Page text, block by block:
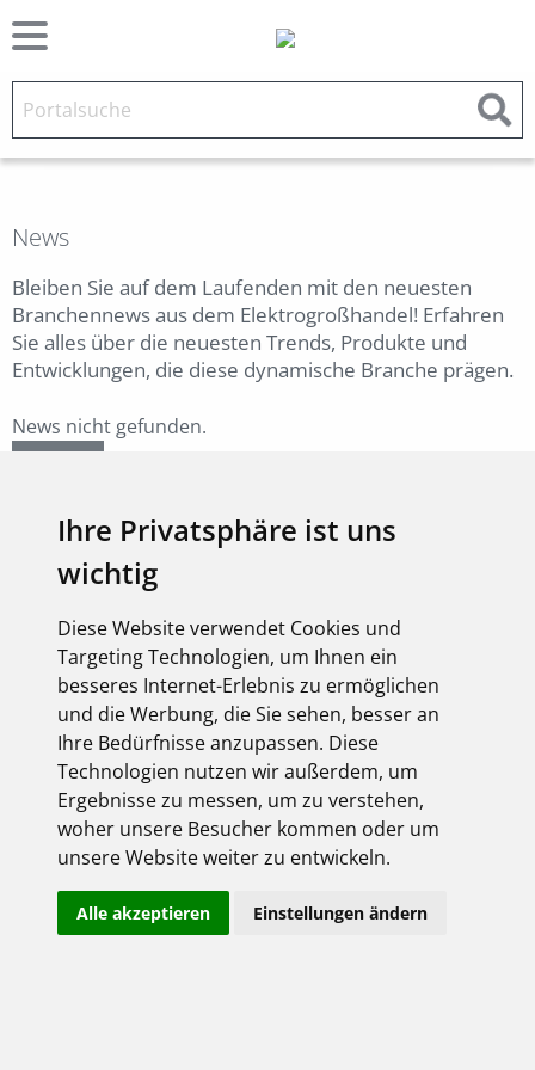
Ihre Privatsphäre ist uns
wichtig
Diese Website verwendet Cookies und
Targeting Technologien, um Ihnen ein
besseres Internet-Erlebnis zu ermöglichen
und die Werbung, die Sie sehen, besser an
Ihre Bedürfnisse anzupassen. Diese
Technologien nutzen wir außerdem, um
Ergebnisse zu messen, um zu verstehen,
woher unsere Besucher kommen oder um
unsere Website weiter zu entwickeln.
Alle akzeptieren Einstellungen ändern
News
Bleiben Sie auf dem Laufenden mit den neuesten
Branchennews aus dem Elektrogroßhandel! Erfahren
Sie alles über die neuesten Trends, Produkte und
Entwicklungen, die diese dynamische Branche prägen.
News nicht gefunden.
elektroforum 2.2025
Das Forum für Industrie,
Dienstleister & Institutionen
Inklusive aller FEGIME
Großhändler auf einen Blick!
Über uns
Impressum